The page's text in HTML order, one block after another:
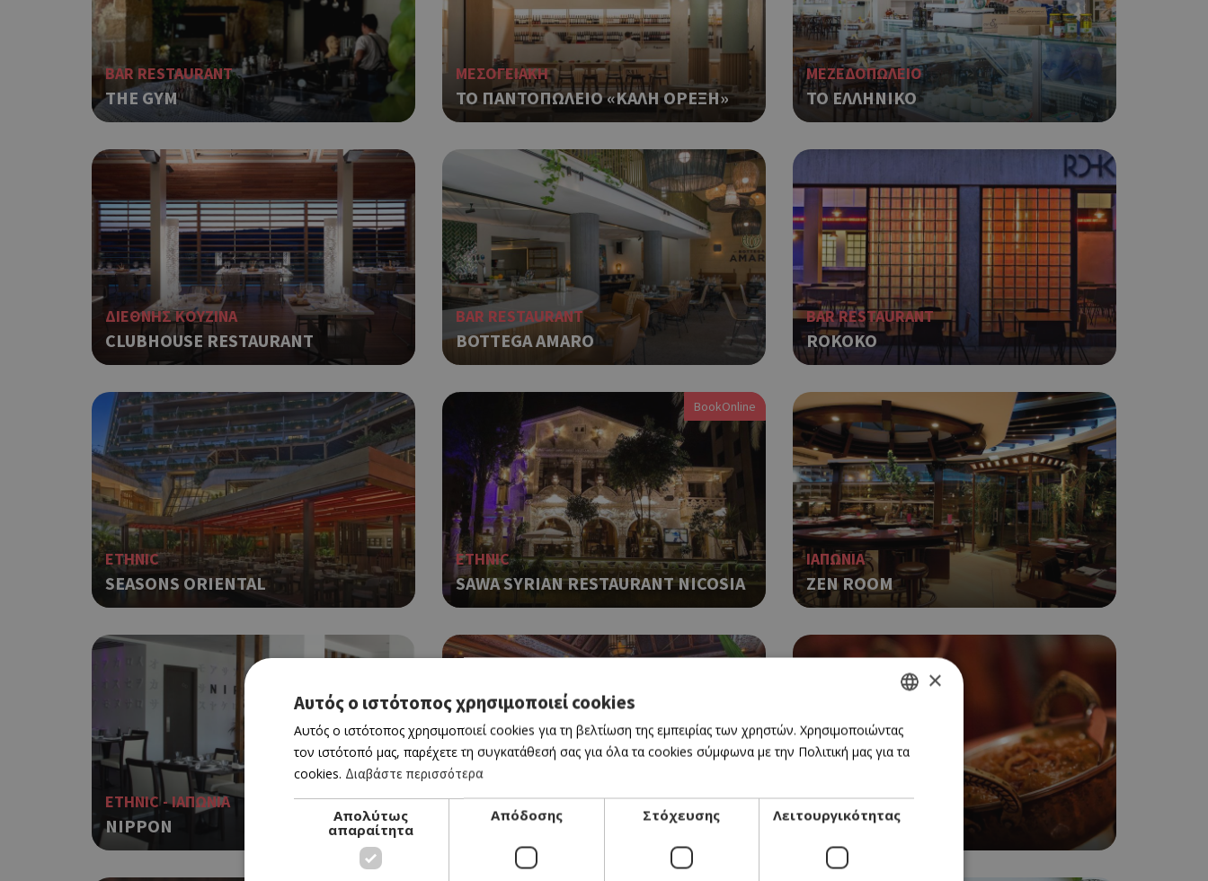
BAR RESTAURANT
THE GYM
ΜΕΣΟΓΕΙΑΚΗ
ΤΟ ΠΑΝΤΟΠΩΛΕΙΟ «ΚΑΛΗ ΟΡΕΞΗ»
ΜΕΖΕΔΟΠΩΛΕΙΟ
ΤΟ ΕΛΛΗΝΙΚΟ
ΔΙΕΘΝΗΣ ΚΟΥΖΙΝΑ
CLUBHOUSE RESTAURANT
BAR RESTAURANT
BOTTEGA AMARO
BAR RESTAURANT
ROKOKO
ETHNIC
SEASONS ORIENTAL
ETHNIC
SAWA SYRIAN RESTAURANT NICOSIA
BookOnline
ΙΑΠΩΝΙΑ
ZEN ROOM
ETHNIC - ΙΑΠΩΝΙΑ
NIPPON
ETHNIC - ΛΙΒΑΝΟΣ
MAQAM AL SULTAN
ETHNIC - ΙΝΔΙΑ
MASALAS
GREEK
ENGLISH
×
Αυτός ο ιστότοπος χρησιμοποιεί cookies
Αυτός ο ιστότοπος χρησιμοποιεί cookies για τη βελτίωση της εμπειρίας των χρηστών. Χρησιμοποιώντας
τον ιστότοπό μας, παρέχετε τη συγκατάθεσή σας για όλα τα cookies σύμφωνα με την Πολιτική μας για τα
cookies. Διαβάστε περισσότερα
Απολύτως
απαραίτητα
Απόδοσης Στόχευσης Λειτουργικότητας